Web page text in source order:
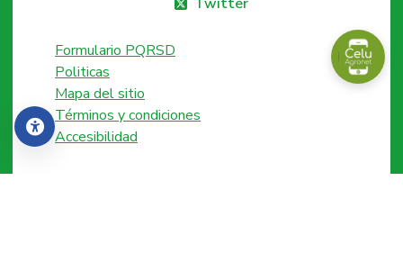
Accesibilidad
Formulario PQRSD
Politicas
Mapa del sitio
Términos y condiciones
Accesibilidad